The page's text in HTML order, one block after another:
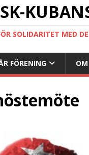
SOLIDARITET MED
FÖRENING